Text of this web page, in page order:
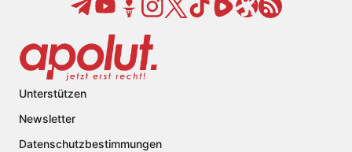
Unterstützen
Newsletter
Datenschutzbestimmungen